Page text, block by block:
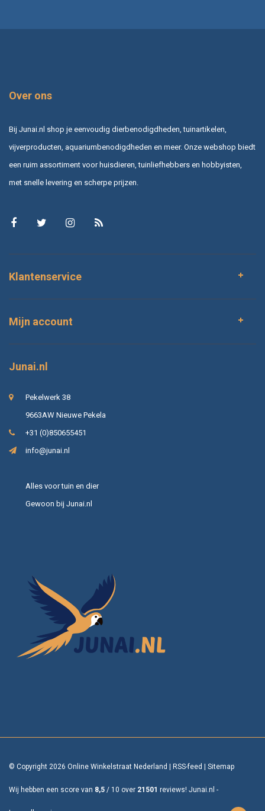
Over ons
Bij Junai.nl shop je eenvoudig dierbenodigdheden, tuinartikelen,
vijverproducten, aquariumbenodigdheden en meer. Onze webshop biedt
een ruim assortiment voor huisdieren, tuinliefhebbers en hobbyisten,
met snelle levering en scherpe prijzen.
Klantenservice
Mijn account
Junai.nl
Pekelwerk 38
9663AW Nieuwe Pekela
+31 (0)850655451
info@junai.nl
Alles voor tuin en dier
Gewoon bij Junai.nl
© Copyright 2026 Online Winkelstraat Nederland RSS-feed Sitemap
Wij hebben een score van 8,5 / 10 over 21501 reviews! Junai.nl -